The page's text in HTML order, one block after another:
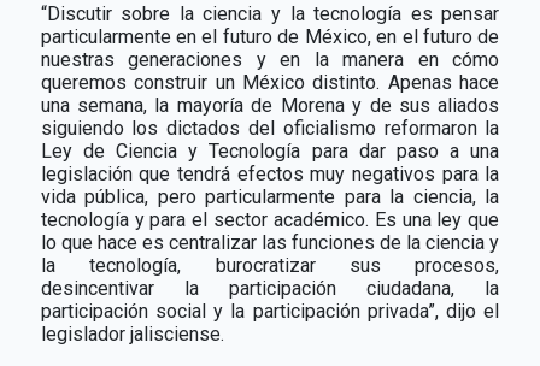
“Discutir sobre la ciencia y la tecnología es pensar
particularmente en el futuro de México, en el futuro de
nuestras generaciones y en la manera en cómo
queremos construir un México distinto. Apenas hace
una semana, la mayoría de Morena y de sus aliados
siguiendo los dictados del oficialismo reformaron la
Ley de Ciencia y Tecnología para dar paso a una
legislación que tendrá efectos muy negativos para la
vida pública, pero particularmente para la ciencia, la
tecnología y para el sector académico. Es una ley que
lo que hace es centralizar las funciones de la ciencia y
la tecnología, burocratizar sus procesos,
desincentivar la participación ciudadana, la
participación social y la participación privada”, dijo el
legislador jalisciense.